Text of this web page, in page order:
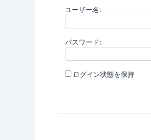
ユーザー名:
パスワード:
ログイン状態を保持